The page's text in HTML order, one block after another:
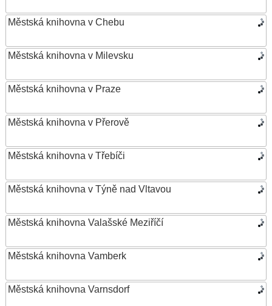
Městská knihovna v Chebu
Městská knihovna v Milevsku
Městská knihovna v Praze
Městská knihovna v Přerově
Městská knihovna v Třebíči
Městská knihovna v Týně nad Vltavou
Městská knihovna Valašské Meziříčí
Městská knihovna Vamberk
Městská knihovna Varnsdorf